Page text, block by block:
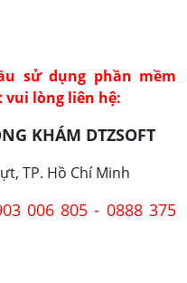
sử dụng phần mềm
vui lòng liên hệ:
KHÁM DTZSOFT
TP. Hồ Chí Minh
006 805 - 0888 375